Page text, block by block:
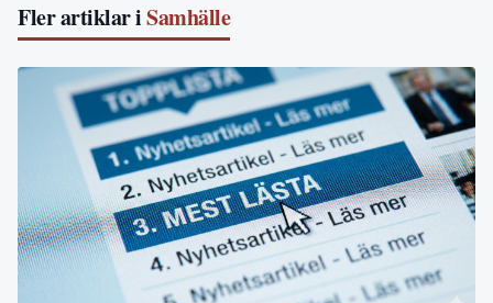
Fler artiklar iSamhälle